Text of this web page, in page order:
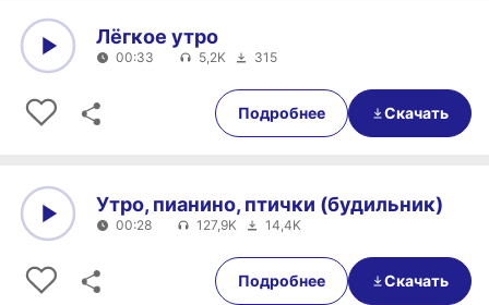
00:33
Лёгкое утро
00:33 5,2K 315
Подробнее Скачать
00:28
Утро, пианино, птички (будильник)
00:28 127,9K 14,4K
Подробнее Скачать